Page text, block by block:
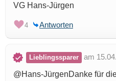
VG Hans-Jürgen
4 Antworten
Lieblingssparer
am
@Hans-JürgenDanke für